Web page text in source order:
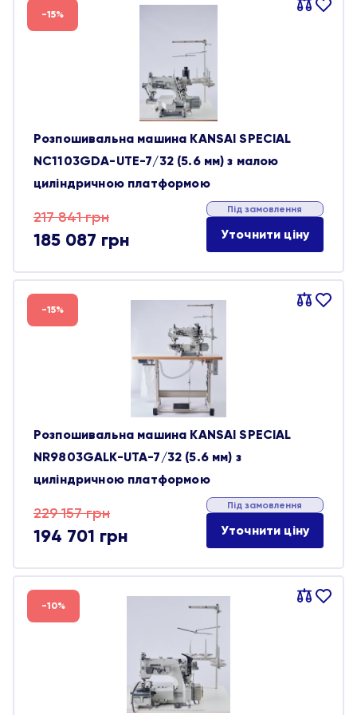
Порівняти
В
-15%
Розпошивальна машина KANSAI SPECIAL
NC1103GDA-UTE-7/32 (5.6 мм) з малою
циліндричною платформою
217 841грн
Оригінальна
ціна:
217 841 грн.
185 087 грн
Поточна
ціна:
185 087 грн.
Під замовлення
Уточнити ціну
Порівняти
В
-15%
Розпошивальна машина KANSAI SPECIAL
NR9803GALK-UTA-7/32 (5.6 мм) з
циліндричною платформою
229 157грн
Оригінальна
ціна:
229 157 грн.
194 701 грн
Поточна
ціна:
194 701 грн.
Під замовлення
Уточнити ціну
Порівняти
В
-10%